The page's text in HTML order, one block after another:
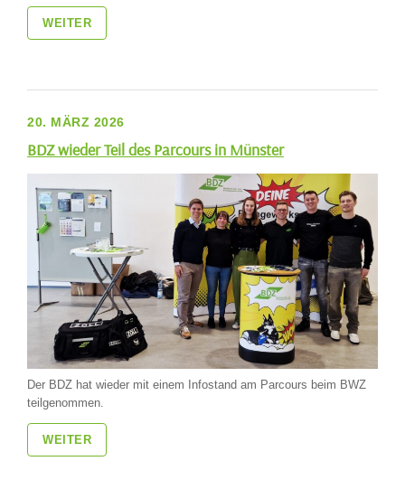
WEITER
20. MÄRZ 2026
BDZ wieder Teil des Parcours in Münster
Der BDZ hat wieder mit einem Infostand am Parcours beim BWZ
teilgenommen.
WEITER